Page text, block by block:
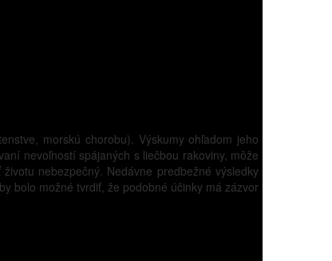
morskú chorobu). Výskumy ohľadom jeho
nevoľností spájaných s liečbou rakoviny, môže
nebezpečný. Nedávne predbežné výsledky
bolo možné tvrdiť, že podobné účinky má zázvor